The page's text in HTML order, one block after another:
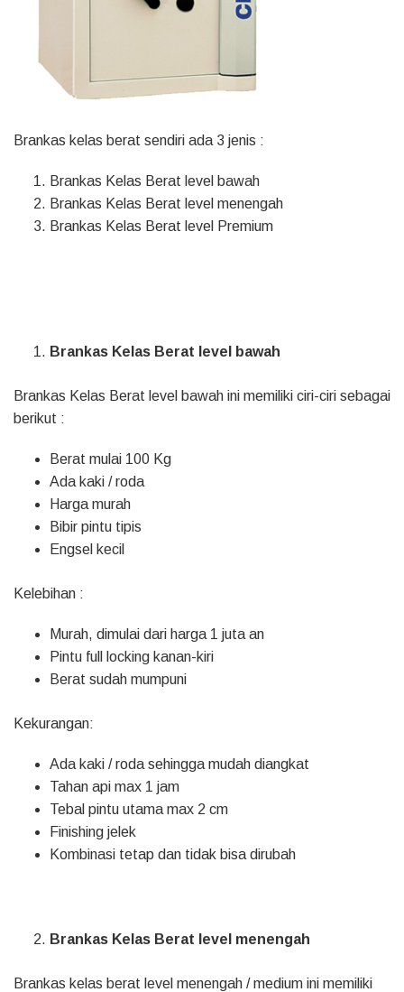
Brankas kelas berat sendiri ada 3 jenis :
Brankas Kelas Berat level bawah
Brankas Kelas Berat level menengah
Brankas Kelas Berat level Premium
Brankas Kelas Berat level bawah
Brankas Kelas Berat level bawah ini memiliki ciri-ciri sebagai
berikut :
Berat mulai 100 Kg
Ada kaki / roda
Harga murah
Bibir pintu tipis
Engsel kecil
Kelebihan :
Murah, dimulai dari harga 1 juta an
Pintu full locking kanan-kiri
Berat sudah mumpuni
Kekurangan:
Ada kaki / roda sehingga mudah diangkat
Tahan api max 1 jam
Tebal pintu utama max 2 cm
Finishing jelek
Kombinasi tetap dan tidak bisa dirubah
Brankas Kelas Berat level menengah
Brankas kelas berat level menengah / medium ini memiliki